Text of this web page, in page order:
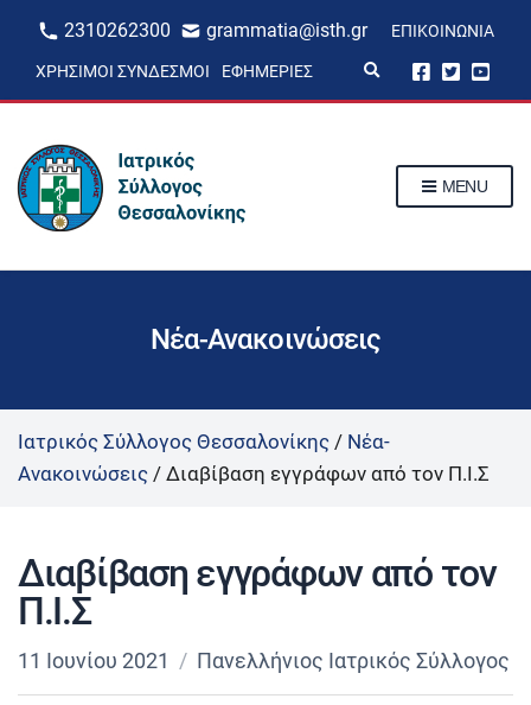
2310262300 grammatia@isth.gr ΕΠΙΚΟΙΝΩΝΊΑ
ΧΡΉΣΙΜΟΙ ΣΎΝΔΕΣΜΟΙ ΕΦΗΜΕΡΊΕΣ
p
m
MENU
Νέα-Ανακοινώσεις
Ιατρικός Σύλλογος Θεσσαλονίκης / Νέα-
Ανακοινώσεις / Διαβίβαση εγγράφων από τον Π.Ι.Σ
Διαβίβαση εγγράφων από τον
Π.Ι.Σ
11 Ιουνίου 2021 Πανελλήνιος Ιατρικός Σύλλογος